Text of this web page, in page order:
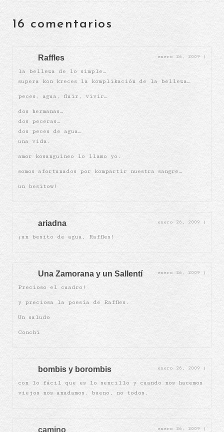
16 comentarios
Raffles enero 26, 2009 |
la belleza de lo simple…
supera kon kreces la komplikación de la belleza…
peces, agua, fluir, vivir…
dos hermanas…
dos peceras…
dos peces de agua…
una vida.
amor kosanguineo lo llamo yo.
somos afortunados por kompartir nuestra sangre…
un besitow!
ariadna enero 26, 2009 |
¡un besito de agua, Raffles!
Una Zamorana y un Sallentí enero 26, 2009 |
Precioso el cuadro!
y preciosa la poesía de Raffles.
Un saludo
Conchi
bombis y borombis enero 26, 2009 |
con lo fácil que es lo sencillo y cuando nos hacemos
viejos nos anudamos. bueno, no todos.
camino enero 26, 2009 |